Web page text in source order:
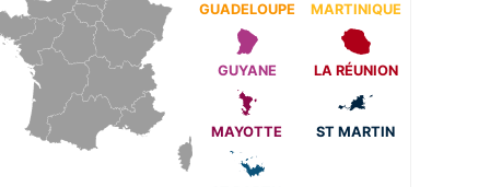
GUADELOUPE MARTINIQUE
GUYANE LA RÉUNION
MAYOTTE ST MARTIN